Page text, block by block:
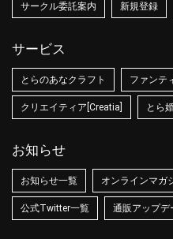
サークル委託案内 新規登録
サービス
とらのあなクラフト ファンテ
クリエイティア[Creatia] とら
お知らせ
お知らせ一覧 オンラインマガ
公式Twitter一覧 通販アップデ